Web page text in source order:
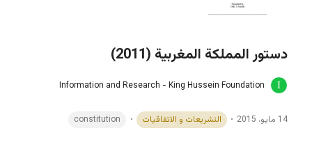
دستور المملكة المغربية (2011)
Information and Research - King Hussein Foundation
14 مايو، 2015 التشريعات و الاتفاقيات constitution